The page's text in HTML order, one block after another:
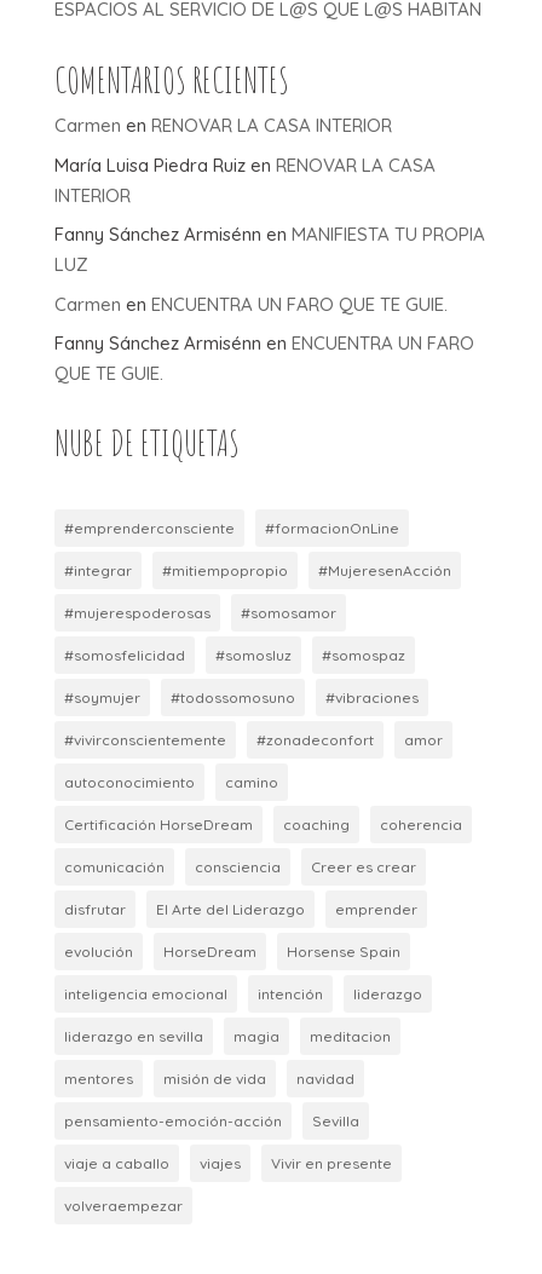
ESPACIOS AL SERVICIO DE L@S QUE L@S HABITAN
COMENTARIOS RECIENTES
Carmen en RENOVAR LA CASA INTERIOR
María Luisa Piedra Ruizen RENOVAR LA CASA
INTERIOR
Fanny Sánchez Armisénn en MANIFIESTA TU PROPIA
LUZ
Carmen en ENCUENTRA UN FARO QUE TE GUIE.
Fanny Sánchez Armisénn en ENCUENTRA UN FARO
QUE TE GUIE.
NUBE DE ETIQUETAS
#emprenderconsciente #formacionOnLine
#integrar #mitiempopropio #MujeresenAcción
#mujerespoderosas #somosamor
#somosfelicidad #somosluz #somospaz
#soymujer #todossomosuno #vibraciones
#vivirconscientemente #zonadeconfort amor
autoconocimiento camino
Certificación HorseDream coaching coherencia
comunicación consciencia Creer es crear
disfrutar El Arte del Liderazgo emprender
evolución HorseDream Horsense Spain
inteligencia emocional intención liderazgo
liderazgo en sevilla magia meditacion
mentores misión de vida navidad
pensamiento-emoción-acción Sevilla
viaje a caballo viajes Vivir en presente
volveraempezar